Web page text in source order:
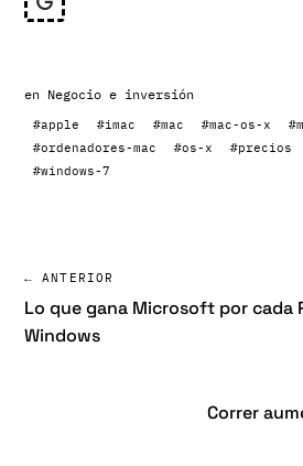
en Negocio e inversión
#apple #imac #mac #mac-os-x
#ordenadores-mac
#os-x #precios
#windows-7
← ANTERIOR
Lo que gana Microsoft por cada
Windows
Correr